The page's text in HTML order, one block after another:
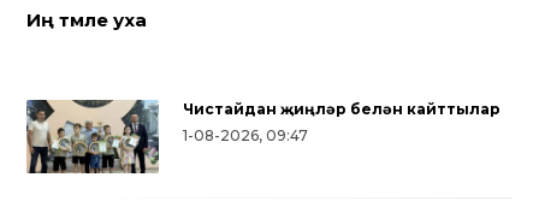
Иң тәмле уха
Чистайдан җиңүләр белән кайттылар
1-08-2026, 09:47